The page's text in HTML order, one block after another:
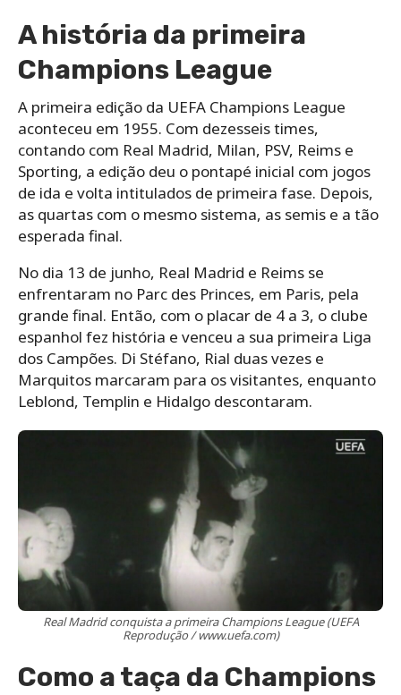
A história da primeira
Champions League
A primeira edição da UEFA Champions League
aconteceu em 1955. Com dezesseis times,
contando com Real Madrid, Milan, PSV, Reims e
Sporting, a edição deu o pontapé inicial com jogos
de ida e volta intitulados de primeira fase. Depois,
as quartas com o mesmo sistema, as semis e a tão
esperada final.
No dia 13 de junho, Real Madrid e Reims se
enfrentaram no Parc des Princes, em Paris, pela
grande final. Então, com o placar de 4 a 3, o clube
espanhol fez história e venceu a sua primeira Liga
dos Campões. Di Stéfano, Rial duas vezes e
Marquitos marcaram para os visitantes, enquanto
Leblond, Templin e Hidalgo descontaram.
Real Madrid conquista a primeira Champions League (UEFA
Reprodução / www.uefa.com)
Como a taça da Champions